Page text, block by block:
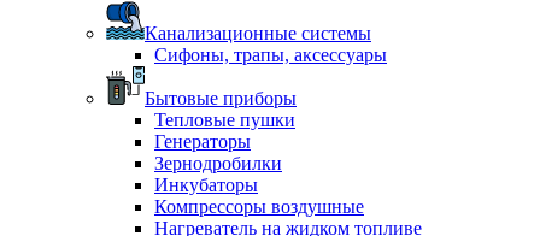
Канализационные системы
Сифоны, трапы, аксессуары
Бытовые приборы
Тепловые пушки
Генераторы
Зернодробилки
Инкубаторы
Компрессоры воздушные
Нагреватель на жидком топливе